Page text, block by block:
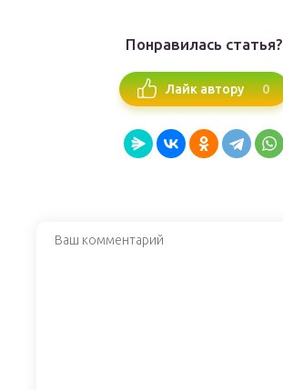
Понравилась статья?
Лайк автору 0